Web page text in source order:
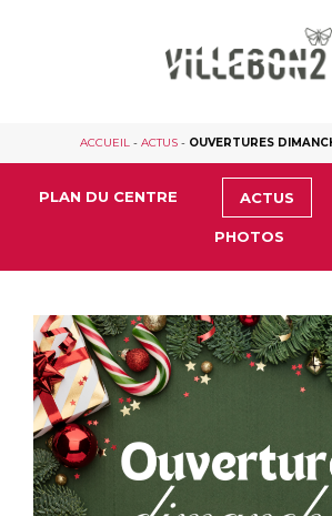
ACCUEIL - ACTUS - OUVERTURES
PLAN DU CENTRE ACTUS
PHOTOS